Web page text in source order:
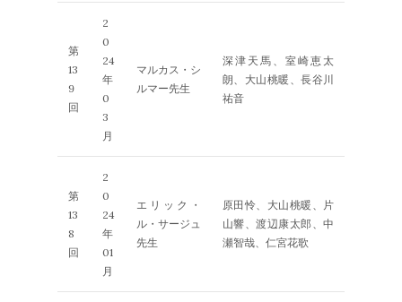
第
13
9
回
2
0
24
年
0
3
月
マルカス・シ
ルマー先生
深津天馬、室崎恵太
朗、大山桃暖、長谷川
祐音
第
13
8
回
2
0
24
年
01
月
エリック・
ル・サージュ
先生
原田怜、大山桃暖、片
山響、渡辺康太郎、中
瀬智哉、仁宮花歌